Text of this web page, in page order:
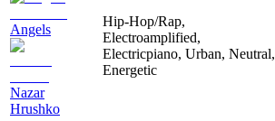
Angels
Nazar
Hrushko
Hip-Hop/Rap,
Electroamplified,
Electricpiano, Urban, Neutral,
Energetic